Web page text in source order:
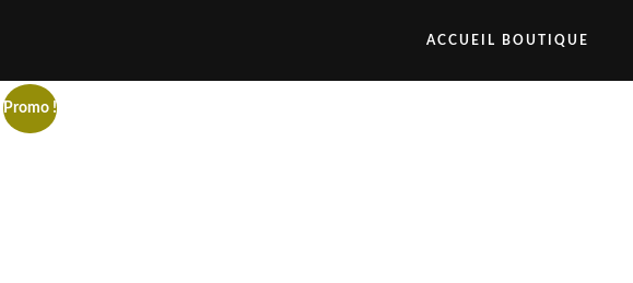
ACCUEIL BOUTIQUE
Promo !